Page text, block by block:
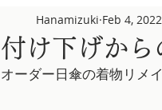
付け下げから
Hanamizuki Feb 4, 2022
オーダー日傘の着物リメ